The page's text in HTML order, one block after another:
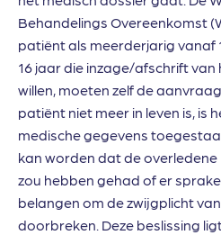
Behandelings Overeenkomst
patiënt als meerderjarig vanaf
16 jaar die inzage/afschrift
willen, moeten zelf de
patiënt niet meer in leven is, is
medische gegevens
kan worden dat de
zou hebben gehad of er
belangen om de zwijgplicht
doorbreken. Deze beslissing